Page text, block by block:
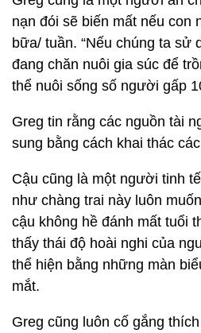
nạn đói sẽ biến mất nếu con
bữa/ tuần. “Nếu chúng ta sử
đang chăn nuôi gia súc để
thể nuôi sống số người gấp
Greg tin rằng các nguồn tài
sung bằng cách khai thác
Cậu cũng là một người tinh
như chàng trai này luôn
cậu không hề đánh mất tuổi
thấy thái độ hoài nghi của
thể hiện bằng những màn
mắt.
Greg cũng luôn cố gắng